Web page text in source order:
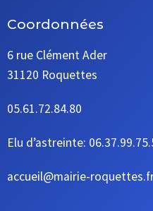
Coordonnées
6 rue Clément Ader
31120 Roquettes
05.61.72.84.80
Elu d’astreinte:
accueil@mairie-